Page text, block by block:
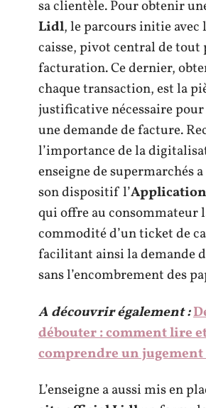
sa clientèle. Pour obtenir
Lidl, le parcours initie avec
caisse, pivot central de tout
facturation. Ce dernier,
chaque transaction, est la
justificative nécessaire
une demande de facture.
l’importance de la
enseigne de supermarchés
son dispositif l’
qui offre au consommateur
commodité d’un ticket de
facilitant ainsi la demande
sans l’encombrement des
A découvrir également :
débouter : comment lire
comprendre un
L’enseigne a aussi mis en